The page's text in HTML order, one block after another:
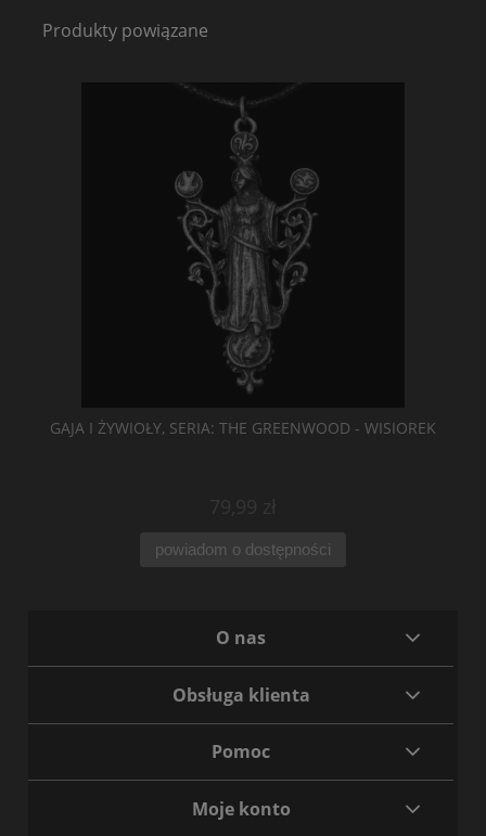
Produkty powiązane
GAJA I ŻYWIOŁY, SERIA: THE GREENWOOD - WISIOREK
powiadom o dostępności
O nas
Obsługa klienta
Pomoc
Moje konto